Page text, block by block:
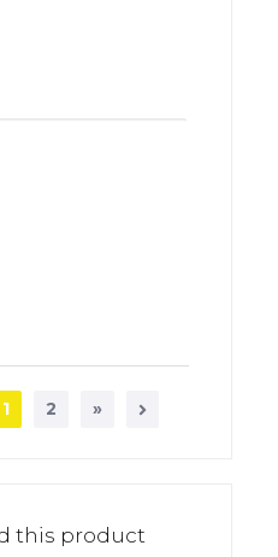
1 2 »
this product